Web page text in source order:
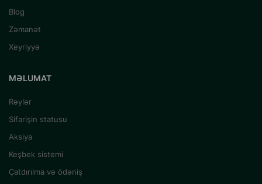
Blog
Zəmanət
Xeyriyyə
MƏLUMAT
Rəylər
Sifarişin statusu
Aksiya
Keşbek sistemi
Çatdırılma və ödəniş